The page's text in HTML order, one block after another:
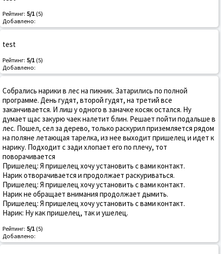
Рейтинг: 5/1 (5)
Добавлено:
test
Рейтинг: 5/1 (5)
Добавлено:
Собрались нарики в лес на пикник. Затарились по полной
программе. День гудят, второй гудят, на третий все
заканчивается. И лиш у одного в заначке косяк остался. Ну
думает щас закурю чаек налетит блин. Решает пойти подальше в
лес. Пошел, сел за дерево, только раскурил приземляется рядом
на поляне летающая тарелка, из нее выходит пришелец и идет к
нарику. Подходит с зади хлопает его по плечу, тот
поворачивается
Пришелец: Я пришелец хочу установить с вами контакт.
Нарик отворачивается и продолжает раскуриваться.
Пришелец: Я пришелец хочу установить с вами контакт.
Нарик не обращает внимания продолжает дымить.
Пришелец: Я пришелец хочу установить с вами контакт.
Нарик: Ну как пришелец, так и ушелец.
Рейтинг: 5/1 (5)
Добавлено: